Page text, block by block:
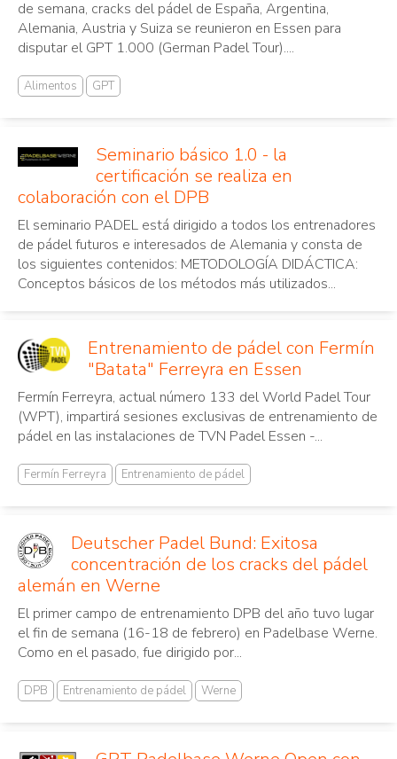
de semana, cracks del pádel de España, Argentina,
Alemania, Austria y Suiza se reunieron en Essen para
disputar el GPT 1.000 (German Padel Tour)....
Alimentos GPT
Seminario básico 1.0 - la
certificación se realiza en
colaboración con el DPB
El seminario PADEL está dirigido a todos los entrenadores
de pádel futuros e interesados de Alemania y consta de
los siguientes contenidos: METODOLOGÍA DIDÁCTICA:
Conceptos básicos de los métodos más utilizados...
Entrenamiento de pádel con Fermín
"Batata" Ferreyra en Essen
Fermín Ferreyra, actual número 133 del World Padel Tour
(WPT), impartirá sesiones exclusivas de entrenamiento de
pádel en las instalaciones de TVN Padel Essen -...
Fermín Ferreyra Entrenamiento de pádel
Deutscher Padel Bund: Exitosa
concentración de los cracks del pádel
alemán en Werne
El primer campo de entrenamiento DPB del año tuvo lugar
el fin de semana (16-18 de febrero) en Padelbase Werne.
Como en el pasado, fue dirigido por...
DPB Entrenamiento de pádel Werne